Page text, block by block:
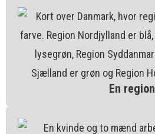
En region